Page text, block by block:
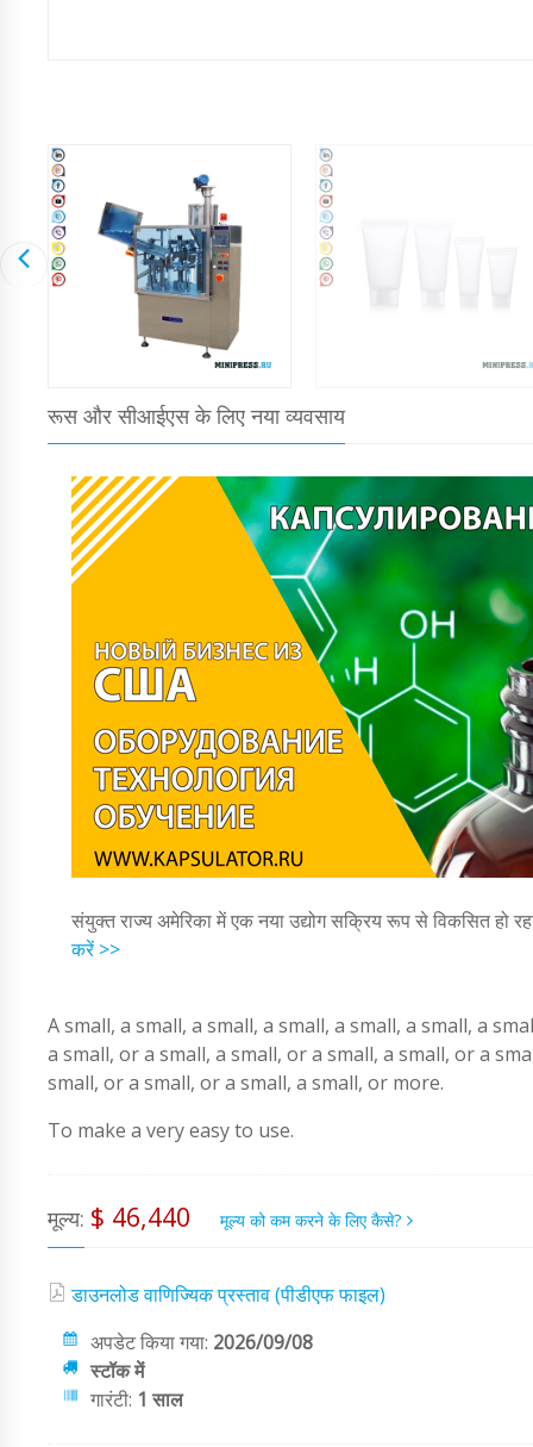
रूस और सीआईएस के लिए नया व्यवसाय
संयुक्त राज्य अमेरिका में एक नया उद्योग सक्रिय रूप से विकसित हो
करें >>
A small, a small, a small, a small, a small, a small, a
a small, or a small, a small, or a small, a small, or a
small, or a small, or a small, a small, or more.
To make a very easy to use.
मूल्य: $ 46,440 मूल्य को कम करने के लिए कैसे?
डाउनलोड वाणिज्यिक प्रस्ताव (पीडीएफ फाइल)
अपडेट किया गया: 2026/09/08
स्टॉक में
गारंटी: 1 साल